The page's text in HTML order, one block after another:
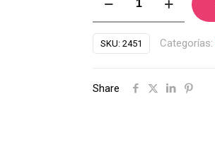
Elite
6
Charcoal
SKU: 2451 Categorías:
Share